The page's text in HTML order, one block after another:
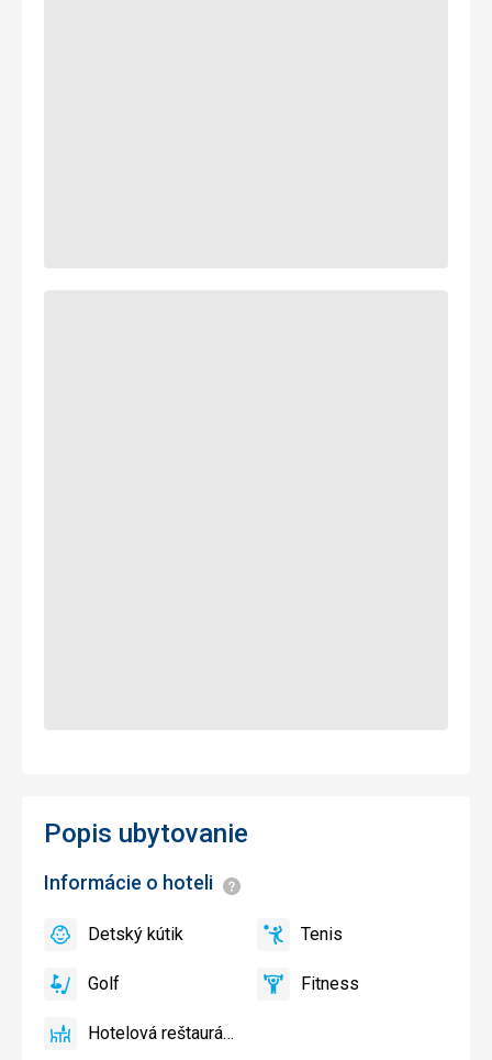
Popis ubytovanie
Informácie o hoteli Informácie
Detský
Detský
Detský kútik
áno TenisTenis
áno
Golf Golf
áno FitnessFitness
áno
Hotelová
Hotelová reštaurácia
áno